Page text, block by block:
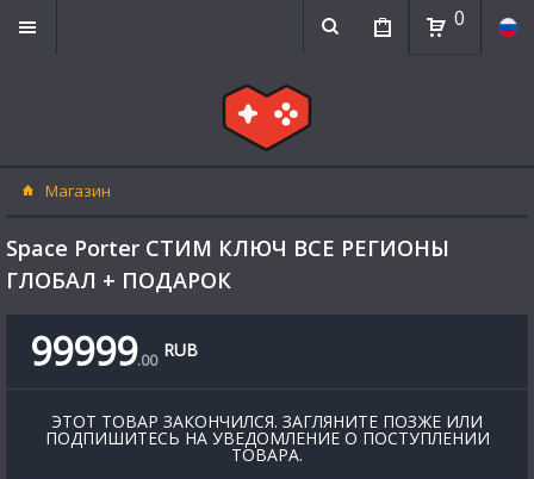
0
Магазин
Space Porter СТИМ КЛЮЧ ВСЕ РЕГИОНЫ
ГЛОБАЛ + ПОДАРОК
99999.00 RUB
ЭТОТ ТОВАР ЗАКОНЧИЛСЯ. ЗАГЛЯНИТЕ ПОЗЖЕ ИЛИ
ПОДПИШИТЕСЬ НА УВЕДОМЛЕНИЕ О ПОСТУПЛЕНИИ
ТОВАРА.